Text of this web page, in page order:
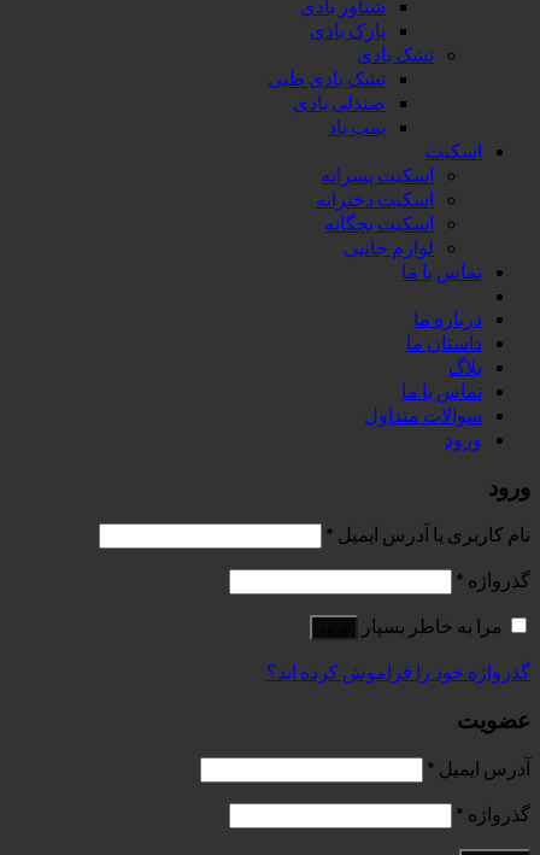
شناور بادی
پارک بادی
تشک بادی
تشک بادی طبی
صندلی بادی
پمپ باد
اسکیت
اسکیت پسرانه
اسکیت دخترانه
اسکیت بچگانه
لوازم جانبی
تماس با ما
درباره ما
داستان ما
بلاگ
تماس با ما
سوالات متداول
ورود
ورود
نام کاربری یا آدرس ایمیل *
گذرواژه *
مرا به خاطر بسپار
گذرواژه خود را فراموش کرده اید؟
عضویت
آدرس ایمیل *
گذرواژه *